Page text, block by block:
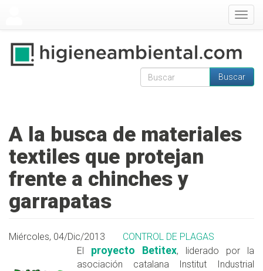
Formulario de
Buscar
A la busca de materiales
textiles que protejan
frente a chinches y
garrapatas
Miércoles, 04/Dic/2013
CONTROL DE PLAGAS
El proyecto Betitex, liderado por la
asociación catalana Institut Industrial